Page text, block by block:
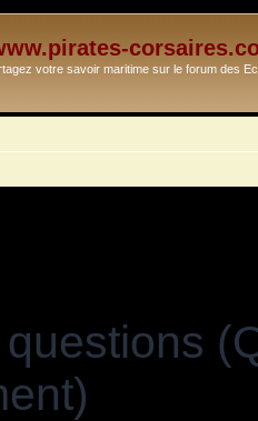
votre savoir maritime sur le forum des